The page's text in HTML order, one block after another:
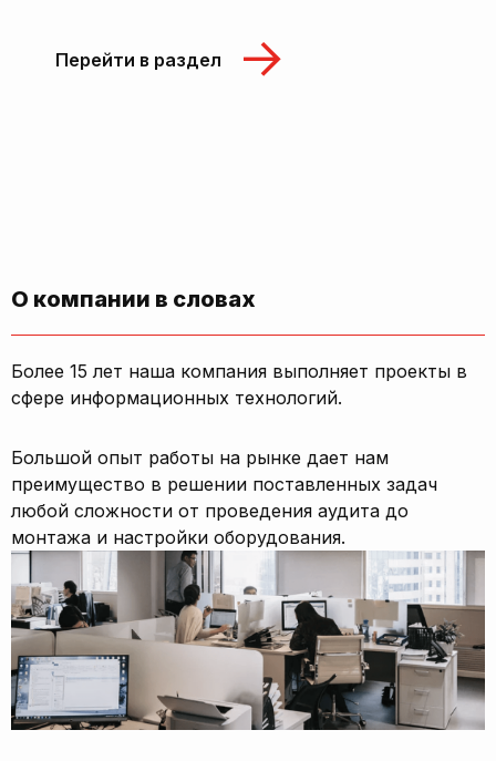
Перейти в раздел
О компании в словах
Более 15 лет наша компания выполняет проекты в
сфере информационных технологий.
Большой опыт работы на рынке дает нам
преимущество в решении поставленных задач
любой сложности от проведения аудита до
монтажа и настройки оборудования.